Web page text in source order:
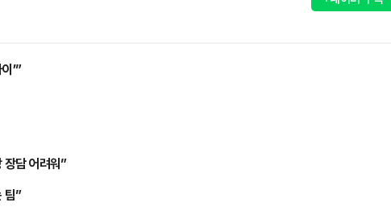
’”
장담 어려워”
팀”